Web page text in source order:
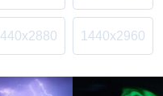
1440x2960